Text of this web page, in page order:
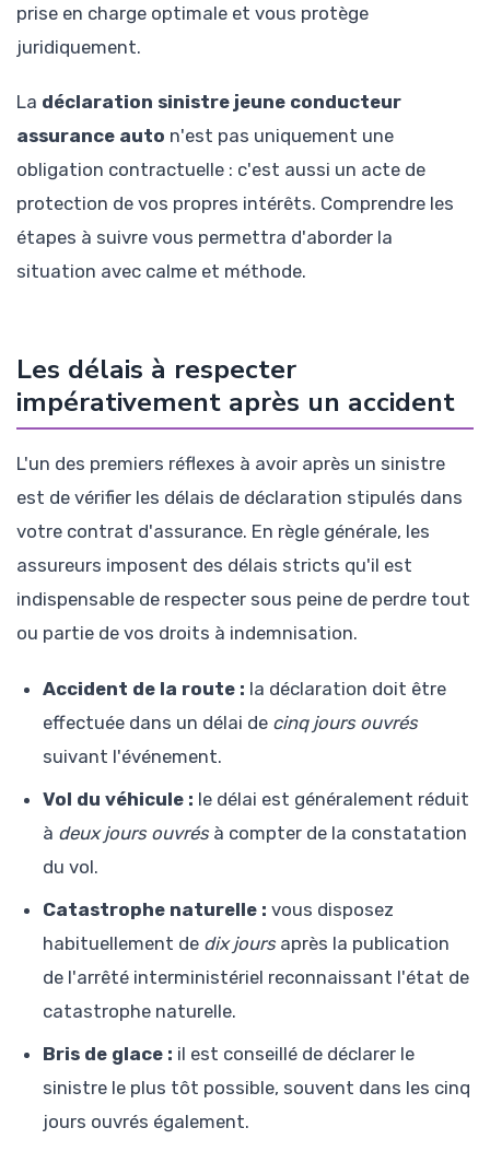
prise en charge optimale et vous protège
juridiquement.
La déclaration sinistre jeune conducteur
assurance auto n'est pas uniquement une
obligation contractuelle : c'est aussi un acte de
protection de vos propres intérêts. Comprendre les
étapes à suivre vous permettra d'aborder la
situation avec calme et méthode.
Les délais à respecter
impérativement après un accident
L'un des premiers réflexes à avoir après un sinistre
est de vérifier les délais de déclaration stipulés dans
votre contrat d'assurance. En règle générale, les
assureurs imposent des délais stricts qu'il est
indispensable de respecter sous peine de perdre tout
ou partie de vos droits à indemnisation.
Accident de la route : la déclaration doit être
effectuée dans un délai de cinq jours ouvrés
suivant l'événement.
Vol du véhicule : le délai est généralement réduit
à deux jours ouvrésà compter de la constatation
du vol.
Catastrophe naturelle : vous disposez
habituellement de dix joursaprès la publication
de l'arrêté interministériel reconnaissant l'état de
catastrophe naturelle.
Bris de glace : il est conseillé de déclarer le
sinistre le plus tôt possible, souvent dans les cinq
jours ouvrés également.